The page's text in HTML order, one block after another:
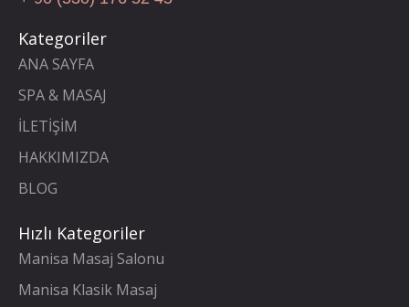
Kategoriler
ANA SAYFA
SPA & MASAJ
İLETİŞİM
HAKKIMIZDA
BLOG
Hızlı Kategoriler
Manisa Masaj Salonu
Manisa Klasik Masaj